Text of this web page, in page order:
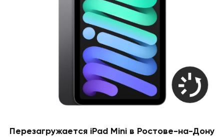
Перезагружается iPad Mini в Ростове-на-Дону